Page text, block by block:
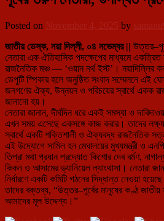
Posted on November 4, 2025 by
জাতীয় ডেস্ক, নয়া দিল্লী, ০৪ নভেম্বর ||
নেতারা এক ঐতিহাসিক পদক্ষেপের মাধ্যমে
রাজনৈতিক মঞ্চ — ‘ওয়ান নর্থ ইস্ট’। নয়াদিল্লির
ডেপুটি স্পিকার হলে অনুষ্ঠিত সংবাদ সম্মেলনে এই
জনগণের ঐক্য, উন্নয়ন ও পরিচয়ের স্বার্থে একক
জানানো হয়।
নেতারা জানান, দীর্ঘদিন ধরে একই সমস্যা ও
এখন সময় এসেছে একসঙ্গে কাজ করার। তাদের
স্বার্থে একটি শক্তিশালী ও ঐক্যবদ্ধ রাজনৈতিক
এই উদ্যোগে সামিল হন মেঘালয়ের মুখ্যমন্ত্রী ও
তিপ্রা মথা প্রধান প্রদ্যোত কিশোর দেব বর্মণ,
কিকন ও আসামের ড্যানিয়েল ল্যাংথাসা। নেতারা
নির্ধারণে একটি কমিটি গঠনের সিদ্ধান্ত নেওয়া
তাদের বক্তব্য, “উত্তর–পূর্বের মানুষের কণ্ঠ
আমাদের মূল উদ্দেশ্য।”